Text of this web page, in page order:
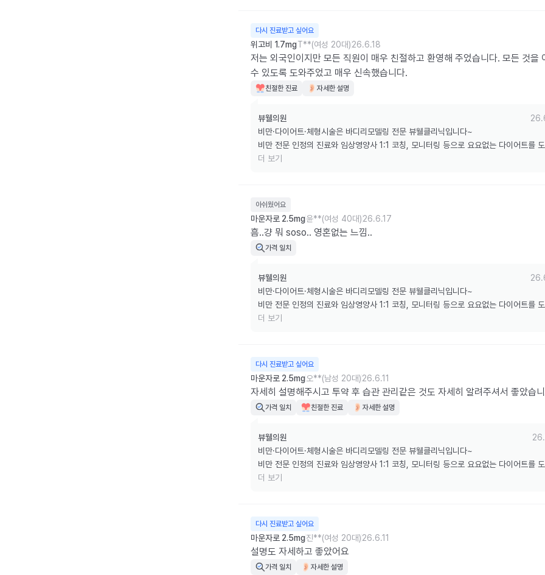
다시 진료받고 싶어요
위고비 1.7mgT**(여성 20대)26.6.18
저는 외국인이지만 모든 직원이 매우 친절하고 환영해 주었습니다. 모든 것을
수 있도록 도와주었고 매우 신속했습니다.
친절한 진료 자세한 설명
뷰웰의원
비만·다이어트·체형시술은 바디리모델링 전문 뷰웰클리닉입니다~
비만 전문 인정의 진료와 임상영양사 1:1 코칭, 모니터링 등으로 요요없는 다이어트를
리겠습니다.
더 보기
아쉬웠어요
마운자로 2.5mg윤**(여성 40대)26.6.17
흠..걍 뭐 soso.. 영혼없는 느낌..
가격 일치
뷰웰의원
비만·다이어트·체형시술은 바디리모델링 전문 뷰웰클리닉입니다~
비만 전문 인정의 진료와 임상영양사 1:1 코칭, 모니터링 등으로 요요없는 다이어트를
리겠습니다.
더 보기
다시 진료받고 싶어요
마운자로 2.5mg오**(남성 20대)26.6.11
자세히 설명해주시고 투약 후 습관 관리같은 것도 자세히 알려주셔서 좋았습
가격 일치 친절한 진료 자세한 설명
뷰웰의원
비만·다이어트·체형시술은 바디리모델링 전문 뷰웰클리닉입니다~
비만 전문 인정의 진료와 임상영양사 1:1 코칭, 모니터링 등으로 요요없는 다이어트를
리겠습니다.
더 보기
다시 진료받고 싶어요
마운자로 2.5mg진**(여성 20대)26.6.11
설명도 자세하고 좋았어요
가격 일치 자세한 설명